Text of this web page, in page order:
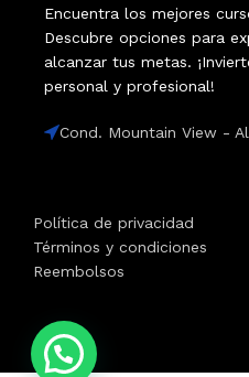
Encuentra los mejores
Descubre opciones para
alcanzar tus metas.
personal y profesional!
Cond. Mountain View -
Política de privacidad
Términos y condiciones
Reembolsos